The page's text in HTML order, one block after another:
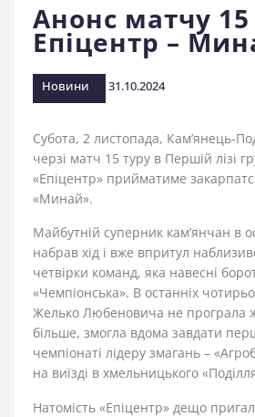
Фан-шоп
Правила поведінки на
стадіоні
Анонс матчу 15
Епіцентр –
Новини 31.10.2024
Субота, 2 листопада, Кам’янець-
черзі матч 15 туру в Першій лізі
«Епіцентр» прийматиме
«Минай».
Майбутній суперник кам’янчан в
набрав хід і вже впритул
четвірки команд, яка навесні
«Чемпіонська». В останніх
Желько Любеновича не програла
більше, змогла вдома завдати
чемпіонаті лідеру змагань –
на виїзді в хмельницького
Натомість «Епіцентр» дещо